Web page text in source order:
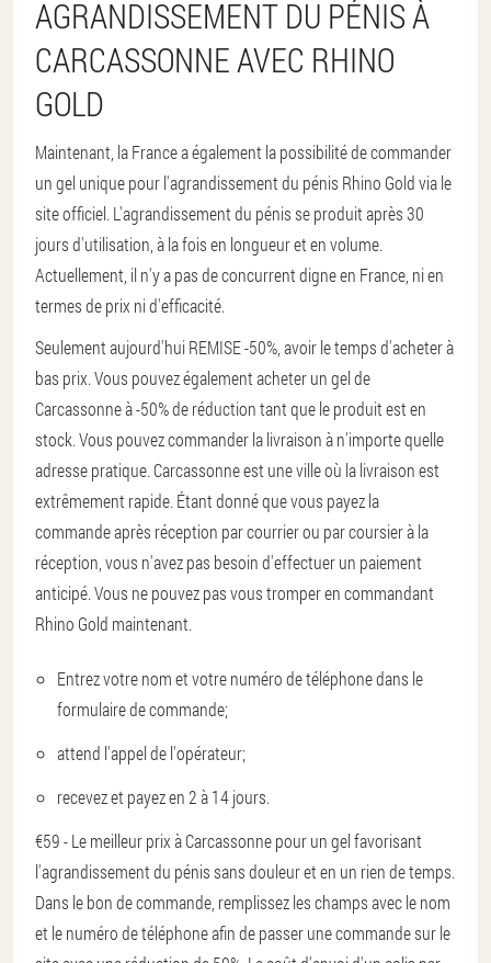
AGRANDISSEMENT DU PÉNIS À
CARCASSONNE AVEC RHINO
GOLD
Maintenant, la France a également la possibilité de commander
un gel unique pour l'agrandissement du pénis Rhino Gold via le
site officiel. L'agrandissement du pénis se produit après 30
jours d'utilisation, à la fois en longueur et en volume.
Actuellement, il n'y a pas de concurrent digne en France, ni en
termes de prix ni d'efficacité.
Seulement aujourd'hui REMISE -50%, avoir le temps d'acheter à
bas prix. Vous pouvez également acheter un gel de
Carcassonne à -50% de réduction tant que le produit est en
stock. Vous pouvez commander la livraison à n'importe quelle
adresse pratique. Carcassonne est une ville où la livraison est
extrêmement rapide. Étant donné que vous payez la
commande après réception par courrier ou par coursier à la
réception, vous n'avez pas besoin d'effectuer un paiement
anticipé. Vous ne pouvez pas vous tromper en commandant
Rhino Gold maintenant.
Entrez votre nom et votre numéro de téléphone dans le
formulaire de commande;
attend l'appel de l'opérateur;
recevez et payez en 2 à 14 jours.
€59 - Le meilleur prix à Carcassonne pour un gel favorisant
l'agrandissement du pénis sans douleur et en un rien de temps.
Dans le bon de commande, remplissez les champs avec le nom
et le numéro de téléphone afin de passer une commande sur le